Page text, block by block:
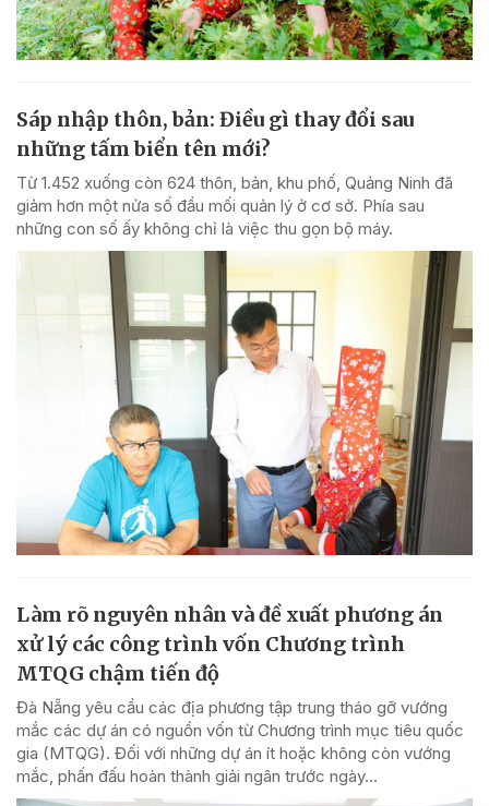
Sáp nhập thôn, bản: Điều gì thay đổi sau
những tấm biển tên mới?
Từ 1.452 xuống còn 624 thôn, bản, khu phố, Quảng Ninh đã
giảm hơn một nửa số đầu mối quản lý ở cơ sở. Phía sau
những con số ấy không chỉ là việc thu gọn bộ máy.
Làm rõ nguyên nhân và đề xuất phương án
xử lý các công trình vốn Chương trình
MTQG chậm tiến độ
Đà Nẵng yêu cầu các địa phương tập trung tháo gỡ vướng
mắc các dự án có nguồn vốn từ Chương trình mục tiêu quốc
gia (MTQG). Đối với những dự án ít hoặc không còn vướng
mắc, phấn đấu hoàn thành giải ngân trước ngày...